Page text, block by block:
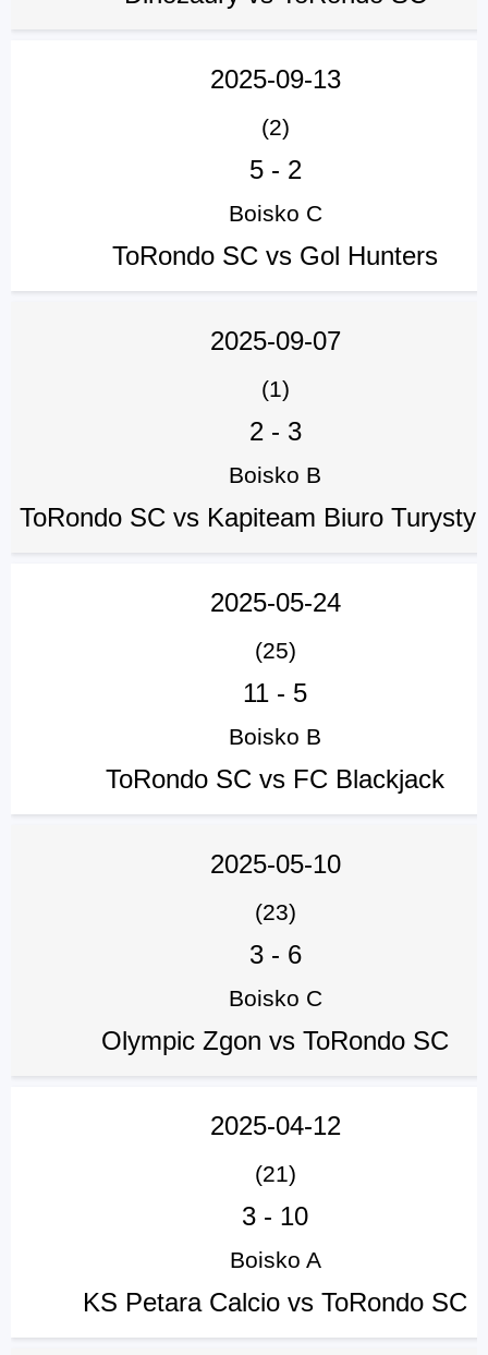
2025-09-13
(2)
5- 2
Boisko C
ToRondo SC vs Gol Hunters
2025-09-07
(1)
2- 3
Boisko B
ToRondo SC vs Kapiteam Biuro
2025-05-24
(25)
11 - 5
Boisko B
ToRondo SC vs FC Blackjack
2025-05-10
(23)
3- 6
Boisko C
Olympic Zgon vs ToRondo SC
2025-04-12
(21)
3 - 10
Boisko A
KS Petara Calcio vs ToRondo SC